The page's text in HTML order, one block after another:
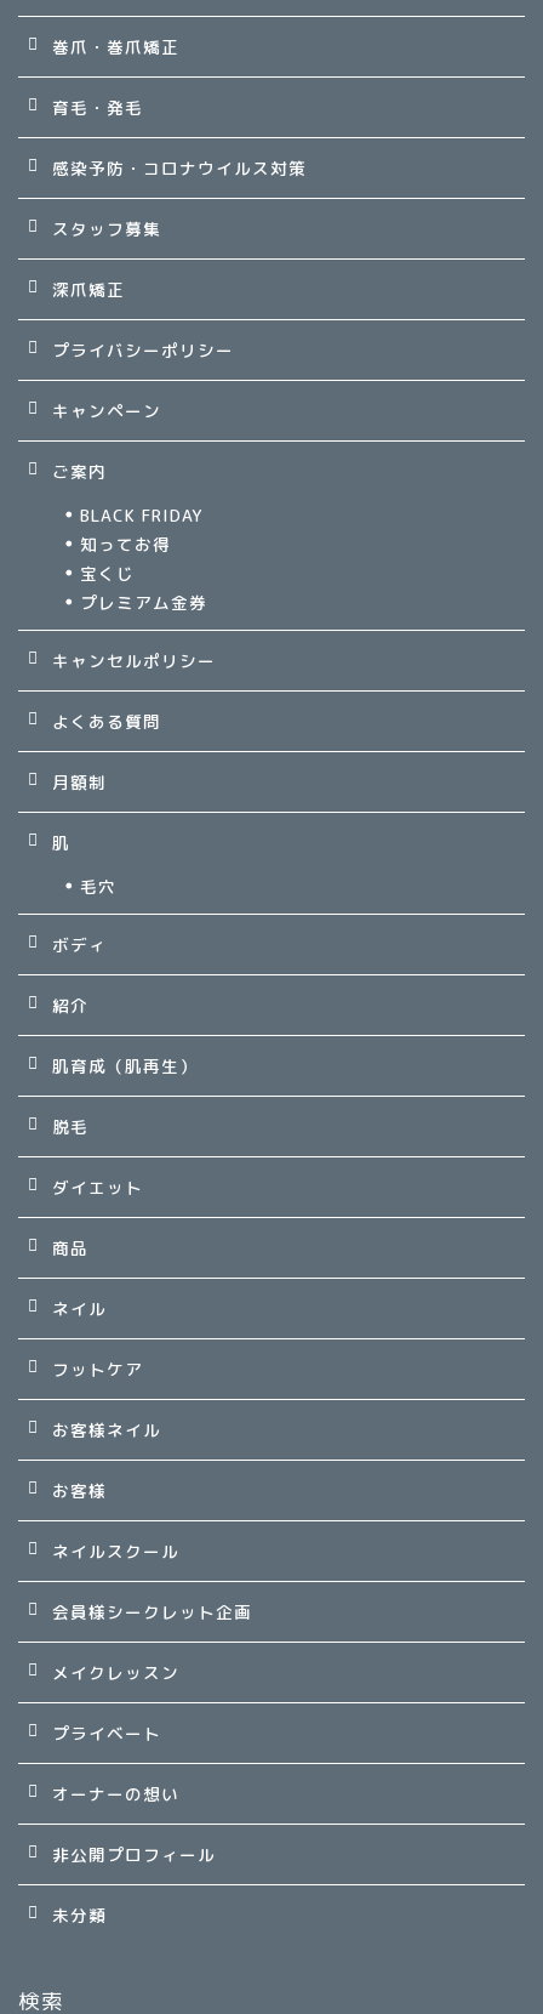
巻爪・巻爪矯正
育毛・発毛
感染予防・コロナウイルス対策
スタッフ募集
深爪矯正
プライバシーポリシー
キャンペーン
ご案内
BLACK FRIDAY
知ってお得
宝くじ
プレミアム金券
キャンセルポリシー
よくある質問
月額制
肌
毛穴
ボディ
紹介
肌育成（肌再生）
脱毛
ダイエット
商品
ネイル
フットケア
お客様ネイル
お客様
ネイルスクール
会員様シークレット企画
メイクレッスン
プライベート
オーナーの想い
非公開プロフィール
未分類
検索